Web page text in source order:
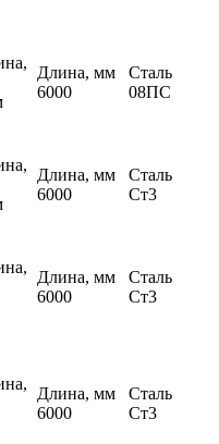
Длина, мм
6000
Сталь
08ПС
Длина, мм
6000
Сталь
Ст3
Длина, мм
6000
Сталь
Ст3
Длина, мм
6000
Сталь
Ст3